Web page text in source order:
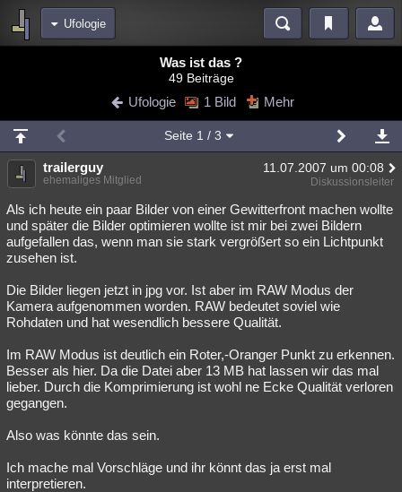
Ufologie
Blogs
Chat Wiki Neuigkeiten
meine Rubriken
Menschen Wissenschaft Mystery Kriminalfälle
Spiritualität Verschwörungen Technologie Ufologie
Natur Umfragen Unterhaltung
Philosophie Träume Orte Esoterik Literatur
Astronomie Helpdesk Gruppen Gaming
Musik Clash Verbesserungen Allmystery English
Übersichten
Was ist das ?
49 Beiträge
Ufologie 1 Bild Mehr
Seite 1 / 3
trailerguy 11.07.2007 um 00:08
ehemaliges Mitglied Diskussionsleiter
Als ich heute ein paar Bilder von einer Gewitterfront machen wollte
und später die Bilder optimieren wollte ist mir bei zwei Bildern
aufgefallen das, wenn man sie stark vergrößert so ein Lichtpunkt
zusehen ist.
Die Bilder liegen jetzt in jpg vor. Ist aber im RAW Modus der
Kamera aufgenommen worden. RAW bedeutet soviel wie
Rohdaten und hat wesendlich bessere Qualität.
Im RAW Modus ist deutlich ein Roter,-Oranger Punkt zu erkennen.
Besser als hier. Da die Datei aber 13 MB hat lassen wir das mal
lieber. Durch die Komprimierung ist wohl ne Ecke Qualität verloren
gegangen.
Also was könnte das sein.
Ich mache mal Vorschläge und ihr könnt das ja erst mal
interpretieren.